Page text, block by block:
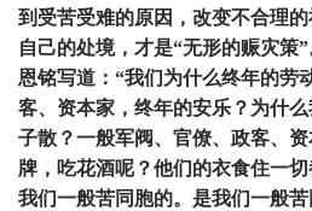
到受苦受难的原因，改变不合理
自己的处境，才是“无形的赈灾策
恩铭写道：“我们为什么终年的劳
客、资本家，终年的安乐？为什
子散？一般军阀、官僚、政客、
牌，吃花酒呢？他们的衣食住一
我们一般苦同胞的。是我们一般